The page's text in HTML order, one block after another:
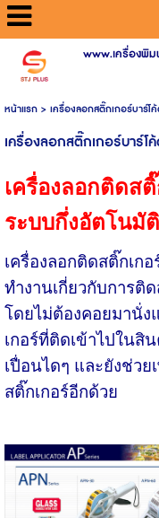
www.เครื่องพิ
หน้าแรก> เครื่องลอกสติ๊กเกอร์บาร์โ
เครื่องลอกสติ๊กเกอร์บาร์โ
เครื่องลอกติดส
ระบบกึ่งอัตโนมั
เครื่องลอกติดสติ๊กเก
ทำงานเกี่ยวกับการติ
โดยไม่ต้องคอยมานั่ง
เกอร์ที่ติดเข้าไปในสิ
เปื่อนไดๆ และยังช่วย
สติ๊กเกอร์อีกด้วย